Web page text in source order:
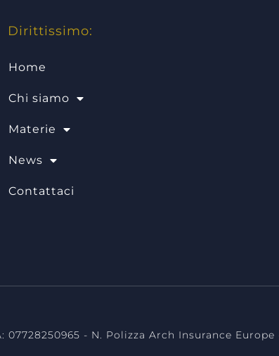
Dirittissimo:
Home
Chi siamo
Materie
News
Contattaci
- N. Polizza Arch Insurance Europe -